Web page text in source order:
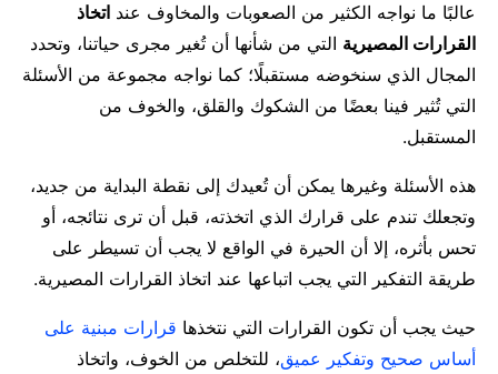
تعليم
عالبًا ما نواجه الكثير من الصعوبات والمخاوف عند اتخاذ
القرارات المصيرية التي من شأنها أن تُغير مجرى حياتنا، وتحدد
المجال الذي سنخوضه مستقبلًا؛ كما نواجه مجموعة من الأسئلة
التي تُثير فينا بعضًا من الشكوك والقلق، والخوف من
المستقبل.
هذه الأسئلة وغيرها يمكن أن تُعيدك إلى نقطة البداية من جديد،
وتجعلك تندم على قرارك الذي اتخذته، قبل أن ترى نتائجه، أو
تحس بأثره، إلا أن الحيرة في الواقع لا يجب أن تسيطر على
طريقة التفكير التي يجب اتباعها عند اتخاذ القرارات المصيرية.
حيث يجب أن تكون القرارات التي نتخذها قرارات مبنية على
أساس صحيح وتفكير عميق، للتخلص من الخوف، واتخاذ